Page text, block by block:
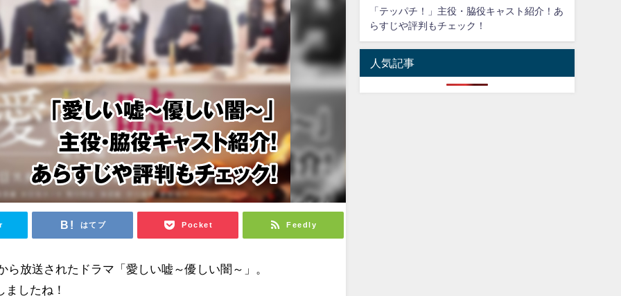
はてブ Pocket Feedly
ら放送されたドラマ「愛しい嘘～優しい闇～」。
したね！
「テッパチ！」主役・脇役キャスト紹介！あ
らすじや評判もチェック！
人気記事